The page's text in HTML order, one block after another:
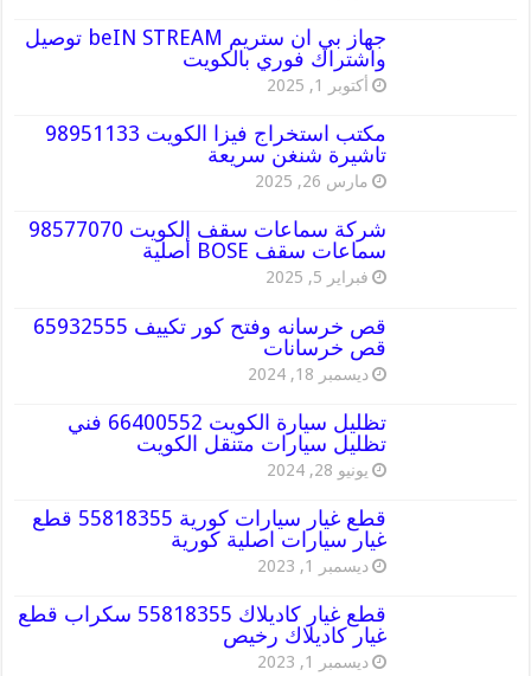
جهاز بي ان ستريم beIN STREAM توصيل
واشتراك فوري بالكويت
أكتوبر 1, 2025
مكتب استخراج فيزا الكويت 98951133
تاشيرة شنغن سريعة
مارس 26, 2025
شركة سماعات سقف الكويت 98577070
سماعات سقف BOSE أصلية
فبراير 5, 2025
قص خرسانه وفتح كور تكييف 65932555
قص خرسانات
ديسمبر 18, 2024
تظليل سيارة الكويت 66400552 فني
تظليل سيارات متنقل الكويت
يونيو 28, 2024
قطع غيار سيارات كورية 55818355 قطع
غيار سيارات اصلية كورية
ديسمبر 1, 2023
قطع غيار كاديلاك 55818355 سكراب قطع
غيار كاديلاك رخيص
ديسمبر 1, 2023